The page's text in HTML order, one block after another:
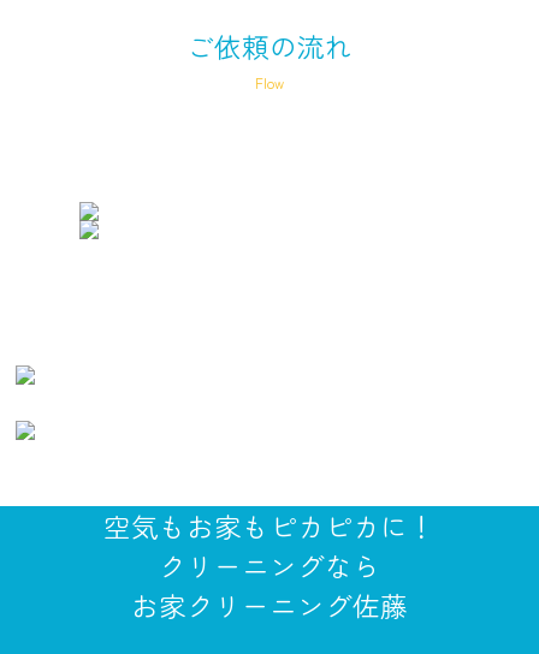
ご依頼の流れ
Flow
空気もお家もピカピカに！
クリーニングなら
お家クリーニング佐藤